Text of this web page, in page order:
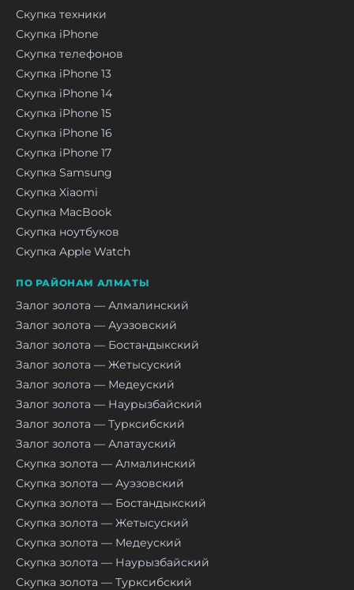
Скупка техники
Скупка iPhone
Скупка телефонов
Скупка iPhone 13
Скупка iPhone 14
Скупка iPhone 15
Скупка iPhone 16
Скупка iPhone 17
Скупка Samsung
Скупка Xiaomi
Скупка MacBook
Скупка ноутбуков
Скупка Apple Watch
ПО РАЙОНАМ АЛМАТЫ
Залог золота — Алмалинский
Залог золота — Ауэзовский
Залог золота — Бостандыкский
Залог золота — Жетысуский
Залог золота — Медеуский
Залог золота — Наурызбайский
Залог золота — Турксибский
Залог золота — Алатауский
Скупка золота — Алмалинский
Скупка золота — Ауэзовский
Скупка золота — Бостандыкский
Скупка золота — Жетысуский
Скупка золота — Медеуский
Скупка золота — Наурызбайский
Скупка золота — Турксибский